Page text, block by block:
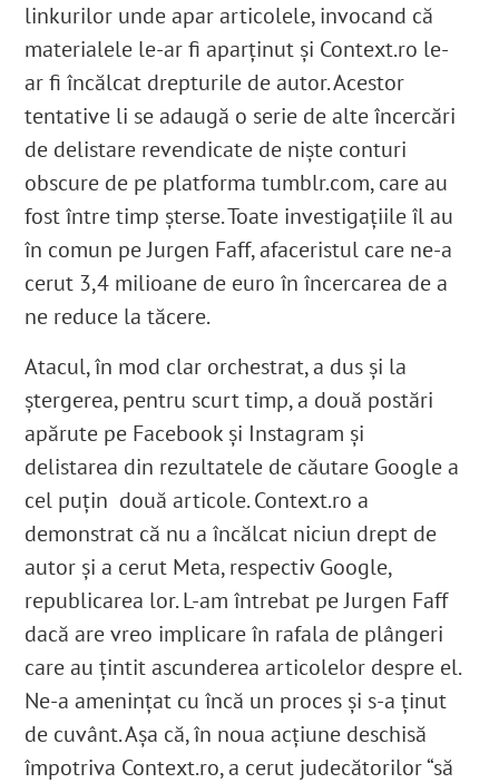
linkurilor unde apar articolele, invocand că
materialele le-ar fi aparținut și Context.ro le-
ar fi încălcat drepturile de autor. Acestor
tentative li se adaugă o serie de alte încercări
de delistare revendicate de niște conturi
obscure de pe platforma tumblr.com, care au
fost între timp șterse. Toate investigațiile îl au
în comun pe Jurgen Faff, afaceristul care ne-a
cerut 3,4 milioane de euro în încercarea de a
ne reduce la tăcere.
Atacul, în mod clar orchestrat, a dus și la
ștergerea, pentru scurt timp, a două postări
apărute pe Facebook și Instagram și
delistarea din rezultatele de căutare Google a
cel puțin două articole. Context.ro a
demonstrat că nu a încălcat niciun drept de
autor și a cerut Meta, respectiv Google,
republicarea lor. L-am întrebat pe Jurgen Faff
dacă are vreo implicare în rafala de plângeri
care au țintit ascunderea articolelor despre el.
Ne-a amenințat cu încă un proces și s-a ținut
de cuvânt. Așa că, în noua acțiune deschisă
împotriva Context.ro, a cerut judecătorilor “să